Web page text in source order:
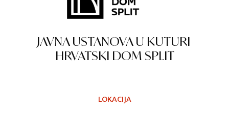
JAVNA USTANOVA U KUTURI
HRVATSKI DOM SPLIT
LOKACIJA